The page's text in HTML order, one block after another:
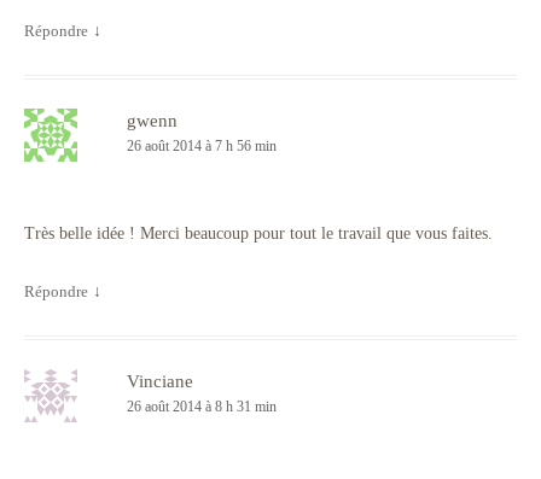
Répondre ↓
gwenn
26 août 2014 à 7 h 56 min
Très belle idée ! Merci beaucoup pour tout le travail que vous faites.
Répondre ↓
Vinciane
26 août 2014 à 8 h 31 min